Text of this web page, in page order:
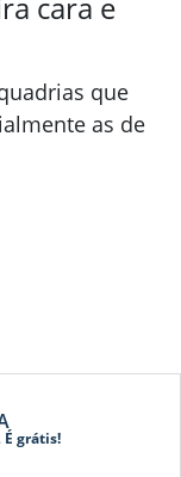
que
as de
É grátis!